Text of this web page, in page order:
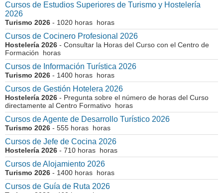
Cursos de Estudios Superiores de Turismo y Hostelería
2026
Turismo 2026 - 1020 horas horas
Cursos de Cocinero Profesional 2026
Hostelería 2026 - Consultar la Horas del Curso con el Centro de
Formación horas
Cursos de Información Turística 2026
Turismo 2026 - 1400 horas horas
Cursos de Gestión Hotelera 2026
Hostelería 2026 - Pregunta sobre el número de horas del Curso
directamente al Centro Formativo horas
Cursos de Agente de Desarrollo Turístico 2026
Turismo 2026 - 555 horas horas
Cursos de Jefe de Cocina 2026
Hostelería 2026 - 710 horas horas
Cursos de Alojamiento 2026
Turismo 2026 - 1400 horas horas
Cursos de Guía de Ruta 2026